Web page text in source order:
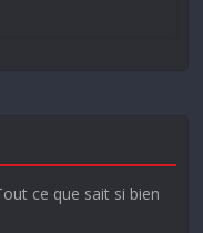
ce que sait si bien